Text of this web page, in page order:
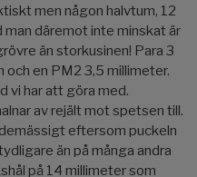
men någon halvtum, 12
däremot inte minskat är
än storkusinen! Para 3
och en PM2 3,5 millimeter.
vi har att göra med.
av rejält mot spetsen till.
eftersom puckeln
än på många andra
på 14 millimeter som